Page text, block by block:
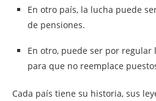
En otro país, la lucha puede
de pensiones.
En otro, puede ser por
para que no reemplace
Cada país tiene su historia, sus